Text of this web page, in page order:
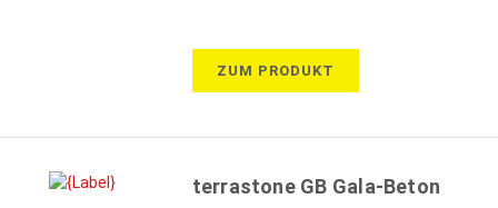
ZUM PRODUKT
terrastone GB Gala-Beton